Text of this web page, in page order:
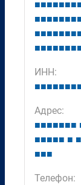
■■■■■■■
■■■■■■■
■■■■■■■
■■■■■■■
ИНН:
■■■■■■■
Адрес:
■■■■■■■
■■■■■ ■ ■
■■■
Телефон: